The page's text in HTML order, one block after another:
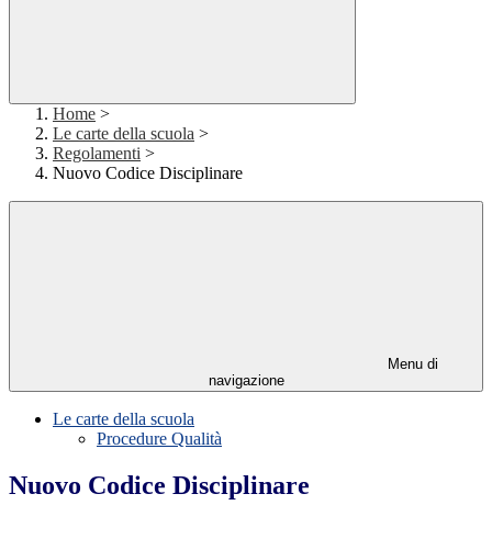
Home >
Le carte della scuola >
Regolamenti >
Nuovo Codice Disciplinare
Menu di
navigazione
Le carte della scuola
Procedure Qualità
Nuovo Codice Disciplinare